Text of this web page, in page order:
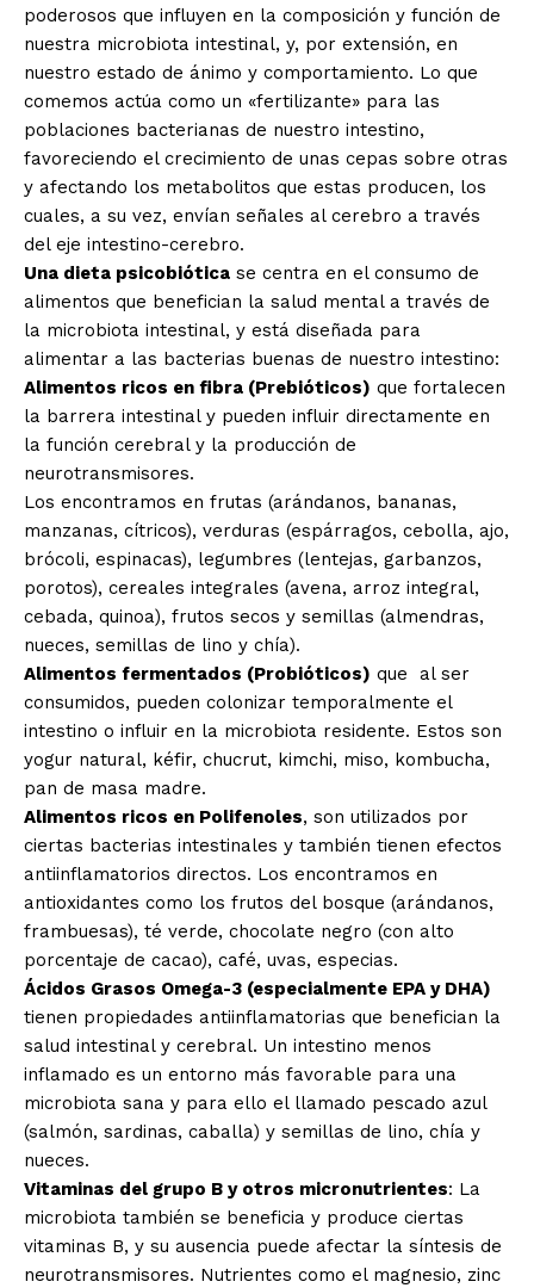
poderosos que influyen en la composición y función de
nuestra microbiota intestinal, y, por extensión, en
nuestro estado de ánimo y comportamiento. Lo que
comemos actúa como un «fertilizante» para las
poblaciones bacterianas de nuestro intestino,
favoreciendo el crecimiento de unas cepas sobre otras
y afectando los metabolitos que estas producen, los
cuales, a su vez, envían señales al cerebro a través
del eje intestino-cerebro.
Una dieta psicobiótica se centra en el consumo de
alimentos que benefician la salud mental a través de
la microbiota intestinal, y está diseñada para
alimentar a las bacterias buenas de nuestro intestino:
Alimentos ricos en fibra (Prebióticos) que fortalecen
la barrera intestinal y pueden influir directamente en
la función cerebral y la producción de
neurotransmisores.
Los encontramos en frutas (arándanos, bananas,
manzanas, cítricos), verduras (espárragos, cebolla, ajo,
brócoli, espinacas), legumbres (lentejas, garbanzos,
porotos), cereales integrales (avena, arroz integral,
cebada, quinoa), frutos secos y semillas (almendras,
nueces, semillas de lino y chía).
Alimentos fermentados (Probióticos) que al ser
consumidos, pueden colonizar temporalmente el
intestino o influir en la microbiota residente. Estos son
yogur natural, kéfir, chucrut, kimchi, miso, kombucha,
pan de masa madre.
Alimentos ricos en Polifenoles, son utilizados por
ciertas bacterias intestinales y también tienen efectos
antiinflamatorios directos. Los encontramos en
antioxidantes como los frutos del bosque (arándanos,
frambuesas), té verde, chocolate negro (con alto
porcentaje de cacao), café, uvas, especias.
Ácidos Grasos Omega-3 (especialmente EPA y DHA)
tienen propiedades antiinflamatorias que benefician la
salud intestinal y cerebral. Un intestino menos
inflamado es un entorno más favorable para una
microbiota sana y para ello el llamado pescado azul
(salmón, sardinas, caballa) y semillas de lino, chía y
nueces.
Vitaminas del grupo B y otros micronutrientes: La
microbiota también se beneficia y produce ciertas
vitaminas B, y su ausencia puede afectar la síntesis de
neurotransmisores. Nutrientes como el magnesio, zinc